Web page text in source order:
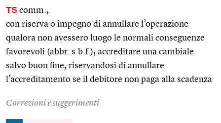
TS comm. ,
con riserva o impegno di annullare l’operazione
qualora non avessero luogo le normali conseguenze
favorevoli (abbr. s.b.f.); accreditare una cambiale
salvo buon fine, riservandosi di annullare
l’accreditamento se il debitore non paga alla scadenza
Correzioni e suggerimenti